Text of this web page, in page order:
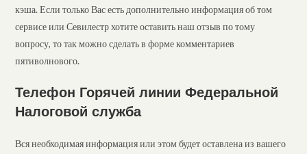
кэша. Если только Вас есть дополнительно информация об том
сервисе или Севилестр хотите оставить наш отзыв по тому
вопросу, то так можно сделать в форме комментариев
пятиволнового.
Телефон Горячей линии Федеральной
Налоговой служба
Вся необходимая информация или этом будет оставлена из вашего